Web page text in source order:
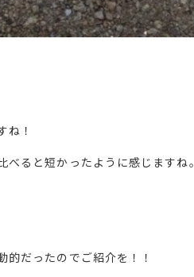
ね！
ると短かったように感じますね。
だったのでご紹介を！！